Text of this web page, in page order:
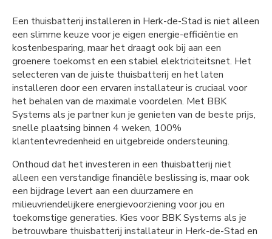
Een thuisbatterij installeren in Herk-de-Stad is niet alleen
een slimme keuze voor je eigen energie-efficiëntie en
kostenbesparing, maar het draagt ook bij aan een
groenere toekomst en een stabiel elektriciteitsnet. Het
selecteren van de juiste thuisbatterij en het laten
installeren door een ervaren installateur is cruciaal voor
het behalen van de maximale voordelen. Met BBK
Systems als je partner kun je genieten van de beste prijs,
snelle plaatsing binnen 4 weken, 100%
klantentevredenheid en uitgebreide ondersteuning.
Onthoud dat het investeren in een thuisbatterij niet
alleen een verstandige financiële beslissing is, maar ook
een bijdrage levert aan een duurzamere en
milieuvriendelijkere energievoorziening voor jou en
toekomstige generaties. Kies voor BBK Systems als je
betrouwbare thuisbatterij installateur in Herk-de-Stad en